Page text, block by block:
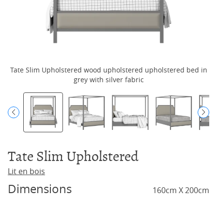
Tate Slim Upholstered wood upholstered upholstered bed in
grey with silver fabric
Tate Slim Upholstered
Lit en bois
Dimensions 160cm X 200cm